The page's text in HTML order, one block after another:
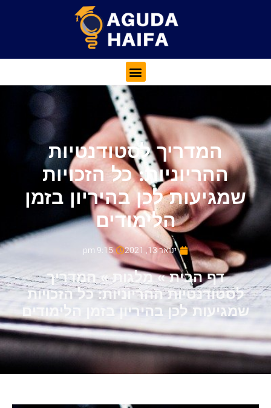
המדריך לסטודנטיות
ההריוניות: כל הזכויות
שמגיעות לכן בהיריון בזמן
הלימודים
ינואר 13, 2021 9:15 pm
דף הבית»מלגות »המדריך
לסטודנטיות ההריוניות: כל הזכויות
שמגיעות לכן בהיריון בזמן הלימודים